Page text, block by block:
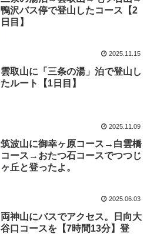
鴨沢バス停で登山したコース【2
日目】
2025.11.15
雲取山に「三条の湯」泊で登山し
たルート【1日目】
2025.11.09
筑波山に御幸ヶ原コース→白雲橋
コース→おたつ石コースでつつじ
ヶ丘と登ったよ。
2025.06.03
両神山にバスでアクセス。日向大
谷口コースを【7時間13分】登